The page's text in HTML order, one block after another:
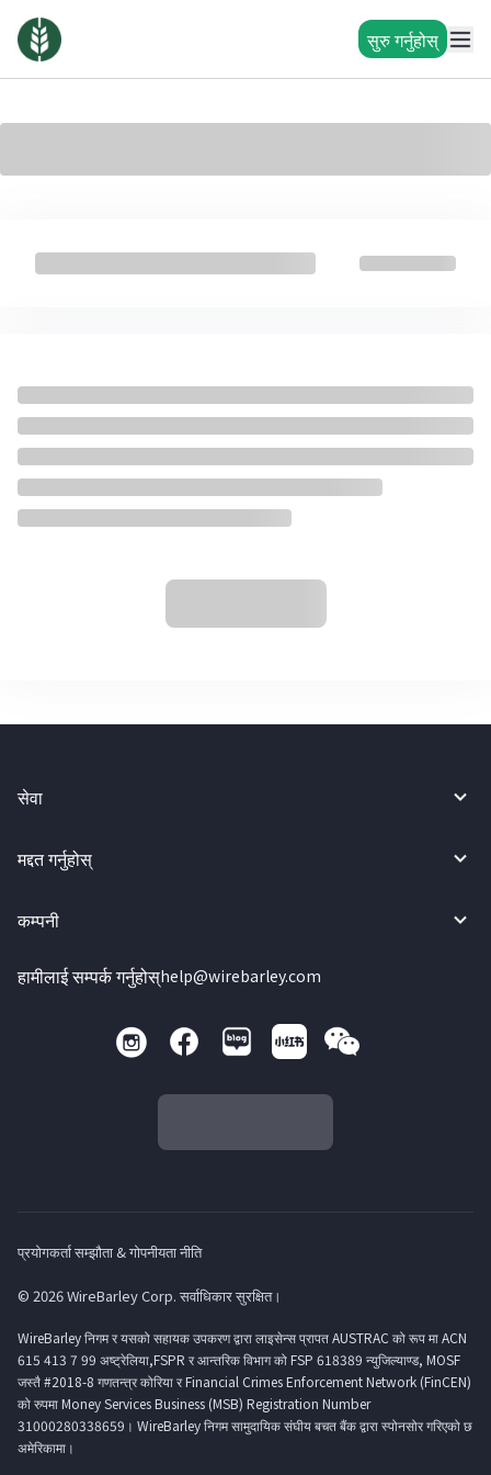
सुरु गर्नुहोस्
सेवा
मद्दत गर्नुहोस्
कम्पनी
हामीलाई सम्पर्क गर्नुहोस्help@wirebarley.com
प्रयोगकर्ता सम्झौता & गोपनीयता नीति
© 2026 WireBarley Corp. सर्वाधिकार सुरक्षित।
WireBarley निगम र यसको सहायक उपकरण द्वारा लाइसेन्स प्रापत AUSTRAC को रूप मा ACN
615 413 7 99 अष्ट्रेलिया,FSPR र आन्तरिक विभाग को FSP 618389 न्युजिल्याण्ड, MOSF
जस्तै #2018-8 गणतन्त्र कोरिया र Financial Crimes Enforcement Network (FinCEN)
को रुपमा Money Services Business (MSB) Registration Number
31000280338659। WireBarley निगम सामुदायिक संघीय बचत बैंक द्वारा स्पोनसोर गरिएको छ
अमेरिकामा।